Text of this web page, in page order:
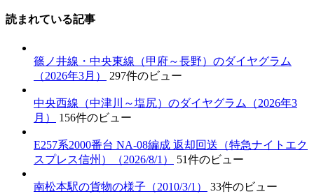
読まれている記事
篠ノ井線・中央東線（甲府～長野）のダイヤグラム
（2026年3月）
297件のビュー
中央西線（中津川～塩尻）のダイヤグラム（2026年3
月）
156件のビュー
E257系2000番台 NA-08編成 返却回送（特急ナイトエク
スプレス信州）（2026/8/1）
51件のビュー
南松本駅の貨物の様子（2010/3/1） 33件のビュー